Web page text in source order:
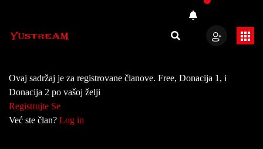
Ovaj sadržaj je za registrovane članove. Free, Donacija 1, i
Donacija 2 po vašoj želji
Registrujte Se
Već ste član? Log in